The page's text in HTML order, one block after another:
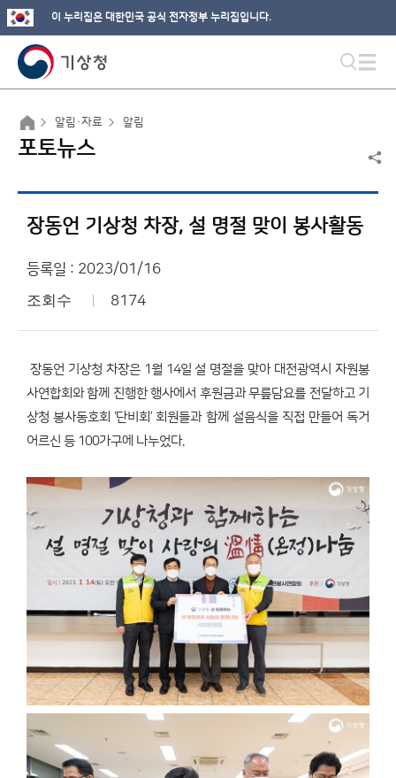
이 누리집은 대한민국 공식 전자정부 누리집입니다.
알림·자료 알림
포토뉴스
장동언 기상청 차장, 설 명절 맞이 봉사활동
등록일 : 2023/01/16
조회수 8174
장동언 기상청 차장은 1월 14일 설 명절을 맞아 대전광역시 자원봉
사연합회와 함께 진행한 행사에서 후원금과 무릎담요를 전달하고 기
상청 봉사동호회 ‘단비회’ 회원들과 함께 설음식을 직접 만들어 독거
어르신 등 100가구에 나누었다.